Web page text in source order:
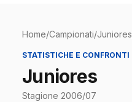
Home/Campionati/Juniores
STATISTICHE E CONFRONTI
Juniores
Stagione 2006/07